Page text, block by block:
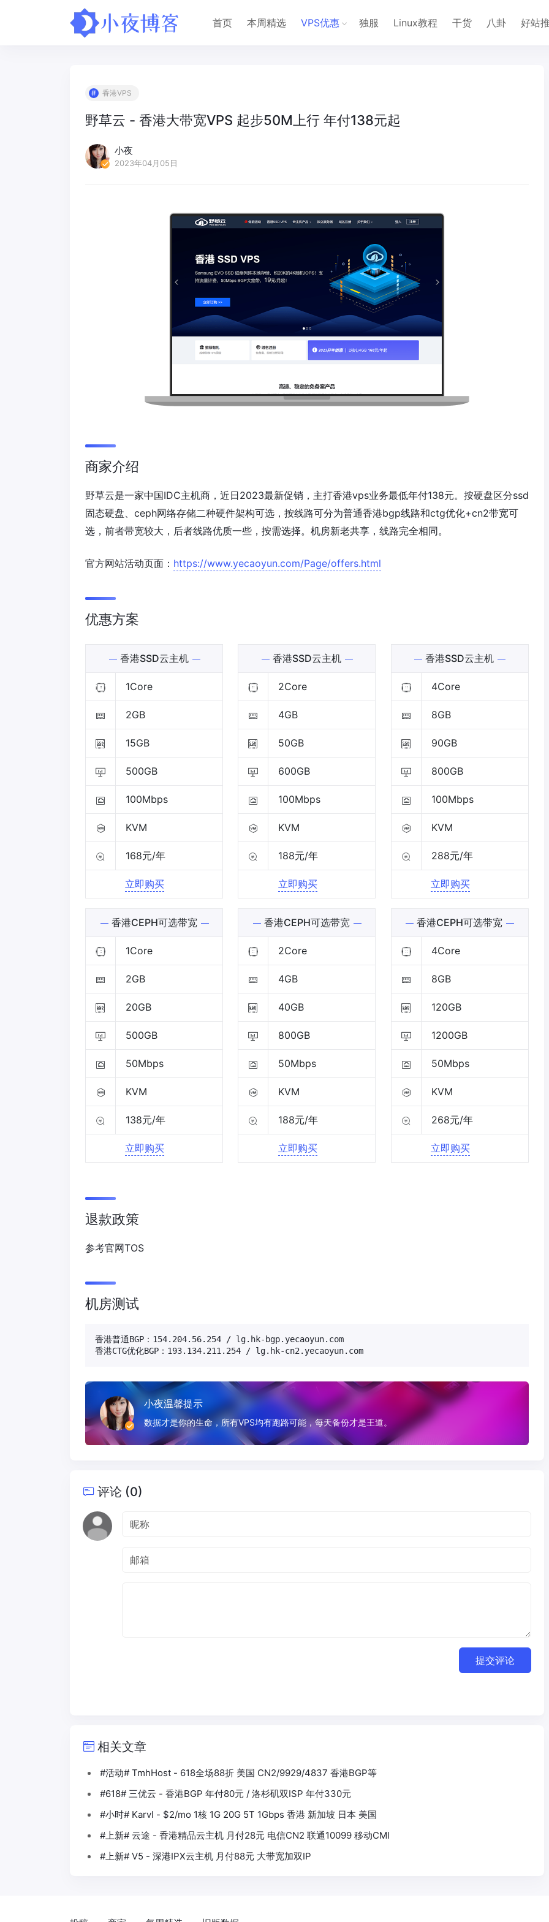
首页 本周精选 VPS优惠 独服 Linux教程 干货 八卦 好站
香港VPS
野草云 - 香港大带宽VPS 起步50M上行 年付138元起
小夜
2023年04月05日
商家介绍
野草云是一家中国IDC主机商，近日2023最新促销，主打香港vps业务最低年付138元。按硬盘区分ssd
固态硬盘、ceph网络存储二种硬件架构可选，按线路可分为普通香港bgp线路和ctg优化+cn2带宽可
选，前者带宽较大，后者线路优质一些，按需选择。机房新老共享，线路完全相同。
官方网站活动页面： https://www.yecaoyun.com/Page/offers.html
优惠方案
香港SSD云主机
1Core
2GB
15GB
500GB
100Mbps
KVM
168元/年
立即购买
香港SSD云主机
2Core
4GB
50GB
600GB
100Mbps
KVM
188元/年
立即购买
香港SSD云主机
4Core
8GB
90GB
800GB
100Mbps
KVM
288元/年
立即购买
香港CEPH可选带宽
1Core
2GB
20GB
500GB
50Mbps
KVM
138元/年
立即购买
香港CEPH可选带宽
2Core
4GB
40GB
800GB
50Mbps
KVM
188元/年
立即购买
香港CEPH可选带宽
4Core
8GB
120GB
1200GB
50Mbps
KVM
268元/年
立即购买
退款政策
参考官网TOS
机房测试
香港普通BGP：154.204.56.254 / lg.hk-bgp.yecaoyun.com
香港CTG优化BGP：193.134.211.254 / lg.hk-cn2.yecaoyun.com
小夜温馨提示
数据才是你的生命，所有VPS均有跑路可能，每天备份才是王道。
评论 (0)
提交评论
相关文章
#活动# TmhHost - 618全场88折 美国 CN2/9929/4837 香港BGP等
#618# 三优云 - 香港BGP 年付80元 / 洛杉矶双ISP 年付330元
#小时# Karvl - $2/mo 1核 1G 20G 5T 1Gbps 香港 新加坡 日本 美国
#上新# 云途 - 香港精品云主机 月付28元 电信CN2 联通10099 移动CMI
#上新# V5 - 深港IPX云主机 月付88元 大带宽加双IP